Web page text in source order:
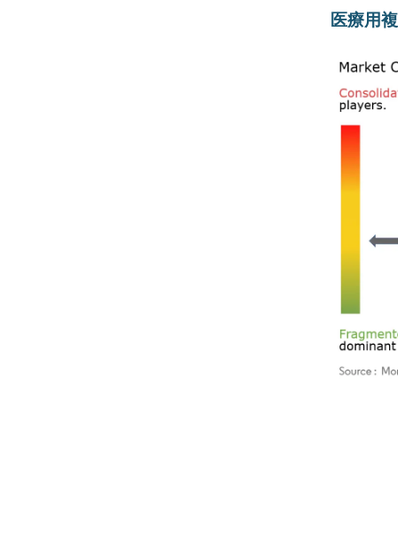
医療用